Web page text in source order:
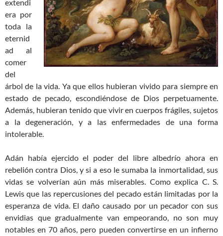
extendi
era por
toda la
eternid
ad al
comer
del
árbol de la vida. Ya que ellos hubieran vivido para siempre en
estado de pecado, escondiéndose de Dios perpetuamente.
Además, hubieran tenido que vivir en cuerpos frágiles, sujetos
a la degeneración, y a las enfermedades de una forma
intolerable.
Adán había ejercido el poder del libre albedrío ahora en
rebelión contra Dios, y si a eso le sumaba la inmortalidad, sus
vidas se volverían aún más miserables. Como explica C. S.
Lewis que las repercusiones del pecado están limitadas por la
esperanza de vida. El daño causado por un pecador con sus
envidias que gradualmente van empeorando, no son muy
notables en 70 años, pero pueden convertirse en un infierno